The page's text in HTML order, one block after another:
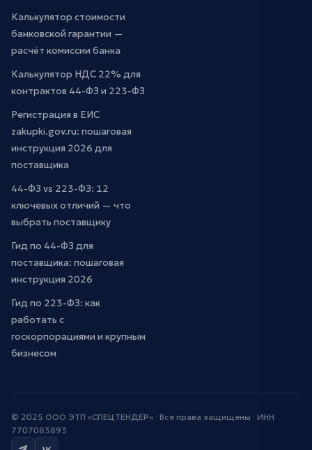
Калькулятор стоимости
банковской гарантии —
расчёт комиссии банка
Калькулятор НДС 22% для
контрактов 44-ФЗ и 223-ФЗ
Регистрация в ЕИС
zakupki.gov.ru: пошаговая
инструкция 2026 для
поставщика
44-ФЗ vs 223-ФЗ: 12
ключевых отличий — что
выбрать поставщику
Гид по 44-ФЗ для
поставщика: пошаговая
инструкция 2026
Гид по 223-ФЗ: как
работать с
госкорпорациями и крупным
бизнесом
© 2025 ООО ЭТП «СПЕЦТЕНДЕР» · Все права защищены · ИНН
7707083893